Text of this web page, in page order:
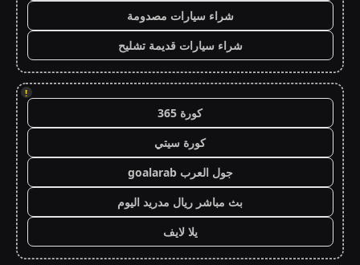
شراء سيارات مصدومة
شراء سيارات قديمة تشليح
!
كورة 365
كورة سيتي
جول العرب goalarab
بث مباشر ريال مدريد اليوم
يلا لايف